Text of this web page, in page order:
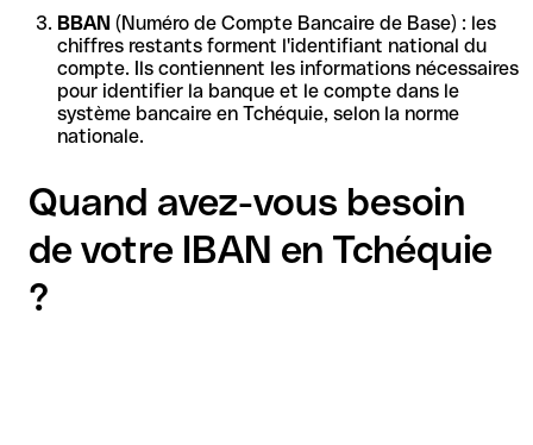
BBAN (Numéro de Compte Bancaire de Base) : les
chiffres restants forment l'identifiant national du
compte. Ils contiennent les informations nécessaires
pour identifier la banque et le compte dans le
système bancaire en Tchéquie, selon la norme
nationale.
Quand avez-vous besoin
de votre IBAN en Tchéquie
?